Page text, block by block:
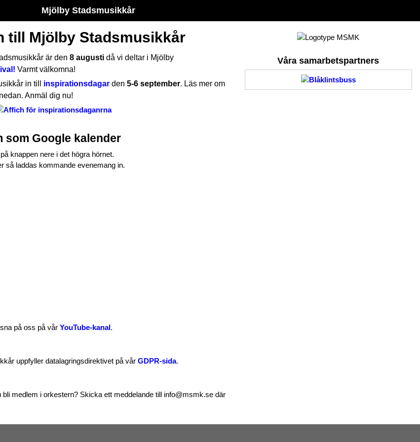
Mjölby Stadsmusikkår
till Mjölby Stadsmusikkår
är den 8 augusti då vi deltar i Mjölby
Varmt välkomna!
in till inspirationsdagar den 5-6 september. Läs mer om
Anmäl dig nu!
som Google kalender
knappen nere i det högra hörnet.
så laddas kommande evenemang in.
på oss på vår YouTube-kanal.
uppfyller datalagringsdirektivet på vår GDPR-sida.
bli medlem i orkestern? Skicka ett meddelande till info@msmk.se där
Våra samarbetspartners